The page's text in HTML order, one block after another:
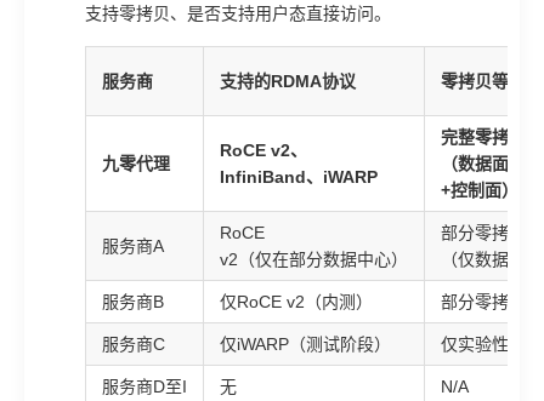
支持零拷贝、是否支持用户态直接访问。
服务商 支持的RDMA协议 零拷贝等级
九零代理
RoCE v2、
InfiniBand、iWARP
完整零拷贝
（数据面
+控制面）
服务商A
RoCE
v2（仅在部分数据中心）
部分零拷贝
（仅数据面）
服务商B 仅RoCE v2（内测） 部分零拷贝
服务商C 仅iWARP（测试阶段） 仅实验性
服务商D至I 无 N/A